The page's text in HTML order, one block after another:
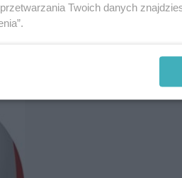
Twoich danych